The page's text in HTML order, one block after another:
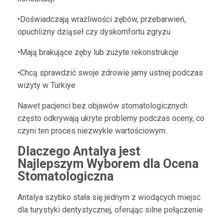
•Doświadczają wrażliwości zębów, przebarwień,
opuchlizny dziąseł czy dyskomfortu zgryzu
•Mają brakujące zęby lub zużyte rekonstrukcje
•Chcą sprawdzić swoje zdrowie jamy ustnej podczas
wizyty w Türkiye
Nawet pacjenci bez objawów stomatologicznych
często odkrywają ukryte problemy podczas oceny, co
czyni ten proces niezwykle wartościowym.
Dlaczego Antalya jest
Najlepszym Wyborem dla Ocena
Stomatologiczna
Antalya szybko stała się jednym z wiodących miejsc
dla turystyki dentystycznej, oferując silne połączenie